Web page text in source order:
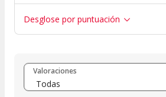
Desglose por puntuación
Entre 8 y 10 (123)
Entre 6 y 8 (40)
Valoraciones